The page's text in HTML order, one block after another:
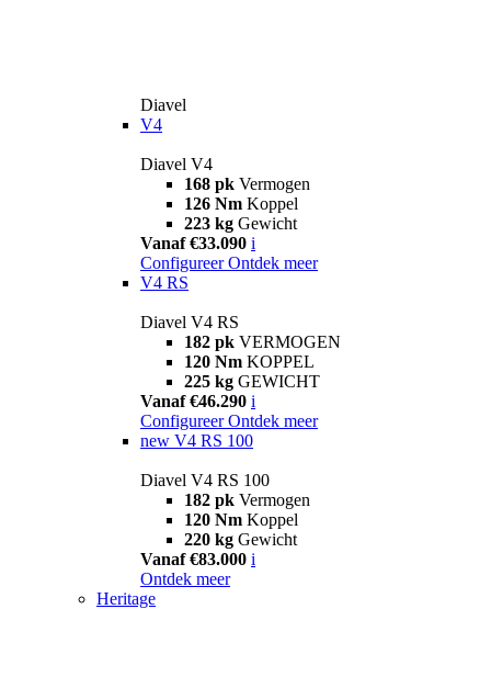
Diavel
V4
Diavel V4
168 pk Vermogen
126 Nm Koppel
223 kg Gewicht
Vanaf €33.090 i
Configureer Ontdek meer
V4 RS
Diavel V4 RS
182 pk VERMOGEN
120 Nm KOPPEL
225 kg GEWICHT
Vanaf €46.290 i
Configureer Ontdek meer
new V4 RS 100
Diavel V4 RS 100
182 pk Vermogen
120 Nm Koppel
220 kg Gewicht
Vanaf €83.000 i
Ontdek meer
Heritage